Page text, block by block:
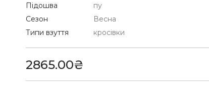
Підошва
пу
Сезон
Весна
Типи взуття
кросівки
2865.00₴